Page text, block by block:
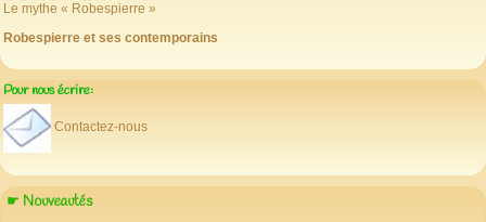
Le mythe « Robespierre »
Robespierre et ses contemporains
Pour nous écrire:
Contactez-nous
☛ Nouveautés